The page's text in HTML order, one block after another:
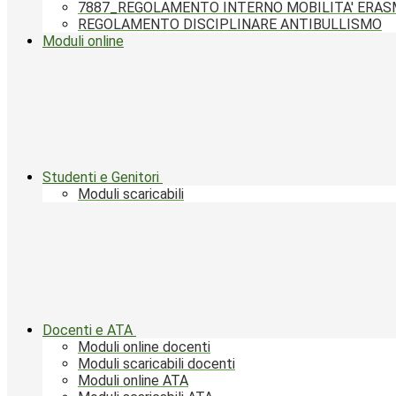
7887_REGOLAMENTO INTERNO MOBILITA'
REGOLAMENTO DISCIPLINARE ANTIBULLISMO
Moduli online
Studenti e Genitori
Moduli scaricabili
Docenti e ATA
Moduli online docenti
Moduli scaricabili docenti
Moduli online ATA